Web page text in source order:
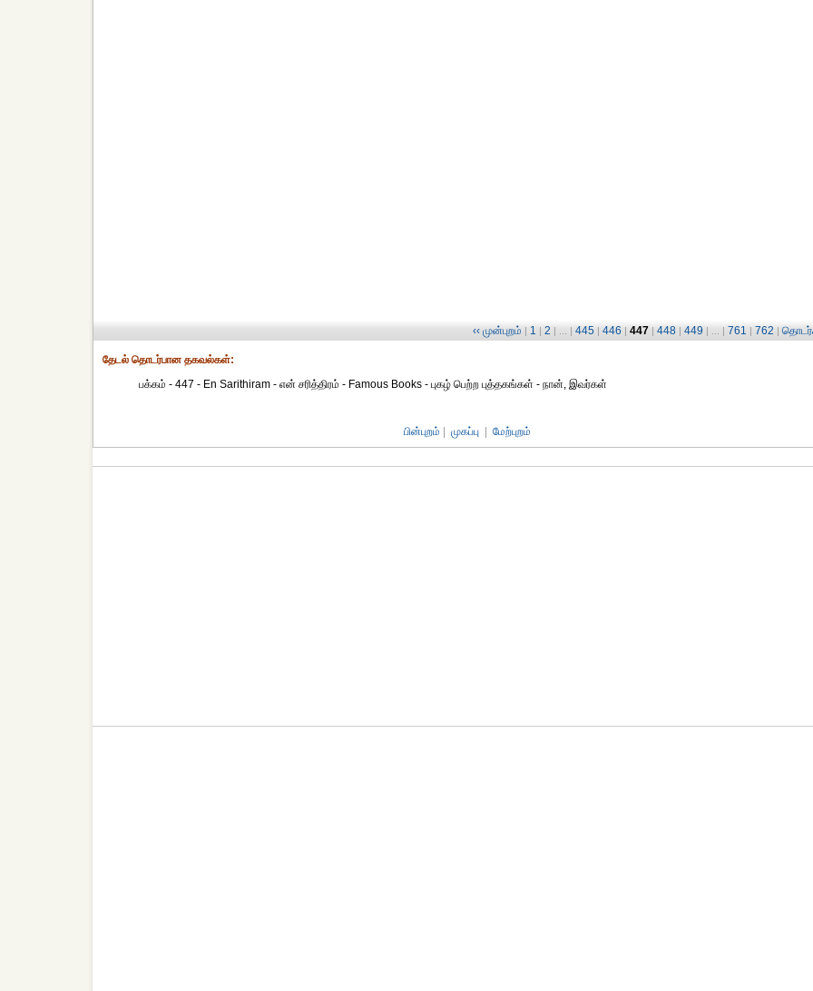
‹‹ முன்புறம் | 1 | 2 | ... | 445 | 446 | 447 | 448 | 449 | ... | 761 | 762 |
தேட‌ல் தொட‌ர்பான தகவ‌ல்க‌ள்:
பக்கம் - 447 - En Sarithiram - என் சரித்திரம் - Famous Books - புகழ் பெற்ற புத்தகங்கள் - நான், இவர்கள்
பின்புறம் முகப்பு மேற்புறம்